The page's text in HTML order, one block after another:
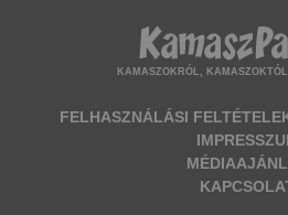
KAMASZOKRÓL,
FELHASZNÁLÁSI